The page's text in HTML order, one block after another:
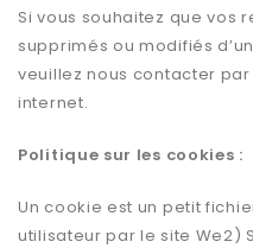
Si vous souhaitez que vos
supprimés ou modifiés
veuillez nous contacter
internet.
Politique sur les cookies :
Un cookie est un petit
utilisateur par le site We2)